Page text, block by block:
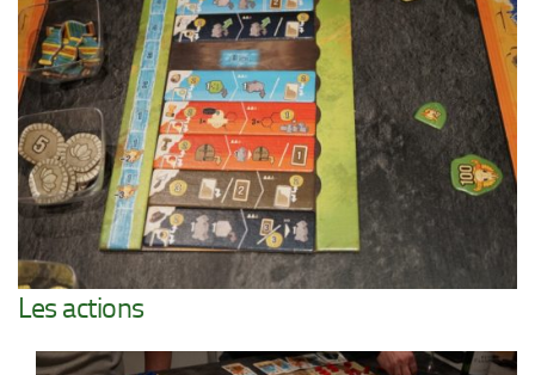
Les actions